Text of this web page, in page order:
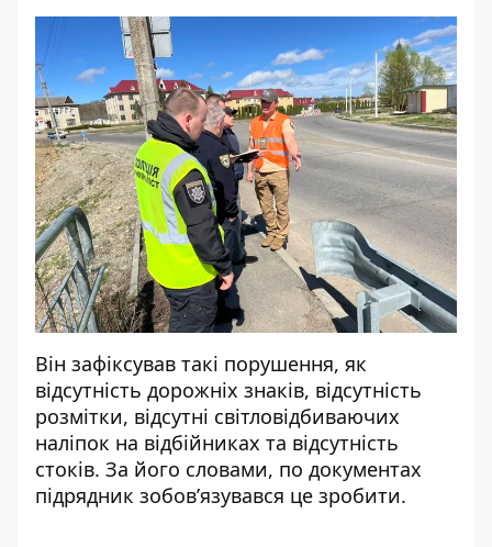
Він зафіксував такі порушення, як
відсутність дорожніх знаків, відсутність
розмітки, відсутні світловідбиваючих
наліпок на відбійниках та відсутність
стоків. За його словами, по документах
підрядник зобов’язувався це зробити.